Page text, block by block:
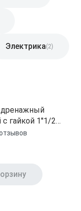
Электрика(2)
дренажный
с гайкой 1''1/2
(17.322.04)